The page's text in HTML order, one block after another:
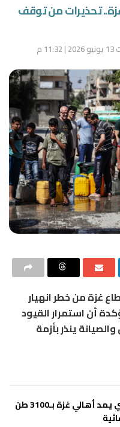
تحذيرات من توقف
م
غزة من خطر انهيار
أن استمرار القيود
ينذر بأزمة
الهلال الأحمر المصري يمد أهالي غزة بـ3100 طن